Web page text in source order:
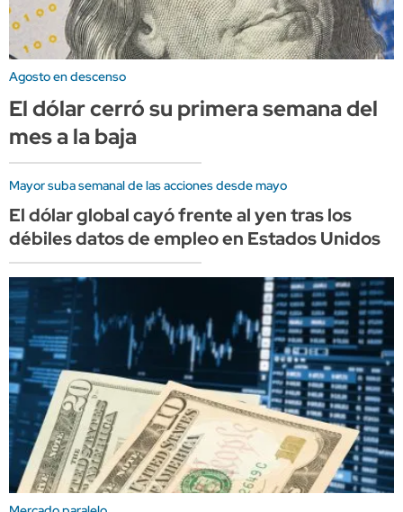
Agosto en descenso
El dólar cerró su primera semana del
mes a la baja
Mayor suba semanal de las acciones desde mayo
El dólar global cayó frente al yen tras los
débiles datos de empleo en Estados Unidos